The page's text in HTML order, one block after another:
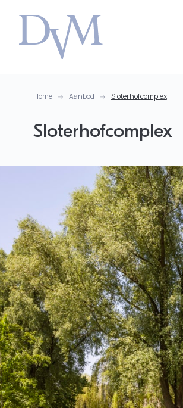
Home Aanbod Sloterhofcomplex
Sloterhofcomplex